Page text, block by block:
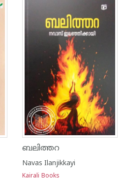
ബലിത്തറ
Navas Ilanjikkayi
Kairali Books